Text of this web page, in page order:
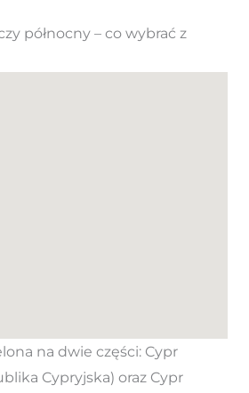
północny – co wybrać z
na dwie części: Cypr
Cypryjska) oraz Cypr